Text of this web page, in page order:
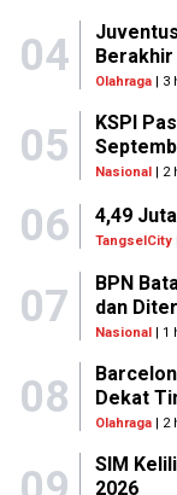
04
Olahraga| 3
05
KSPI
Nasional| 2
06 4,49
TangselCity
07
BPN
dan
Nasional| 1
08
Dekat
Olahraga| 2
SIM
2026